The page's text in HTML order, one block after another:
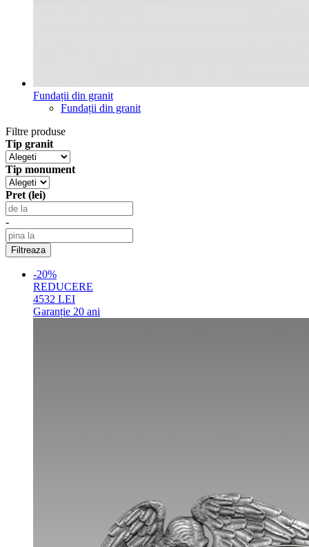
Fundații din granit
Fundații din granit
Filtre produse
Tip granit
Tip monument
Pret (lei)
-
-20%
REDUCERE
4532 LEI
Garanție 20 ani